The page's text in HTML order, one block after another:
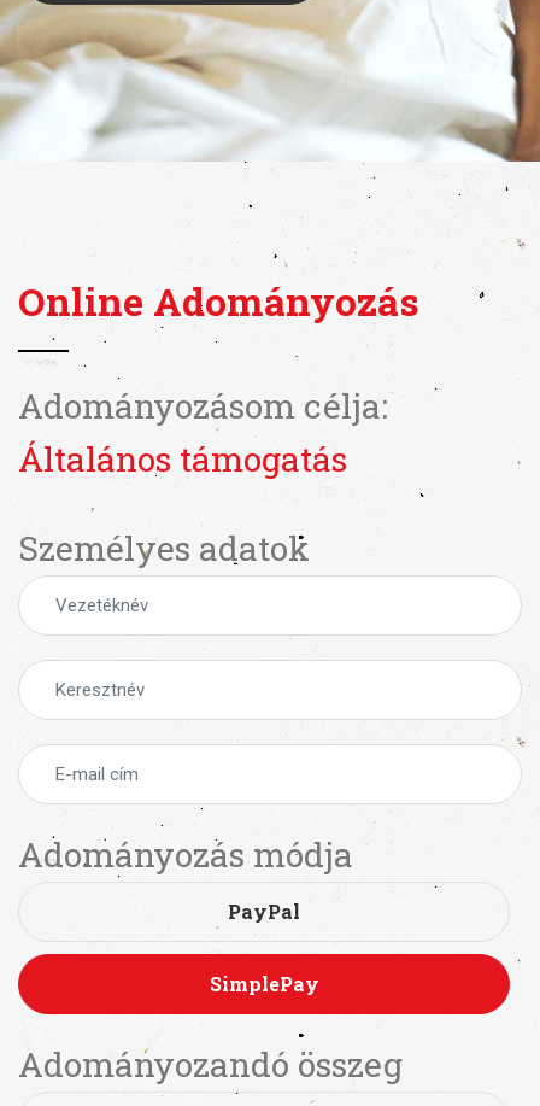
Online Adományozás
Adományozásom célja:
Általános támogatás
Személyes adatok
Adományozás módja
PayPal
SimplePay
Adományozandó összeg